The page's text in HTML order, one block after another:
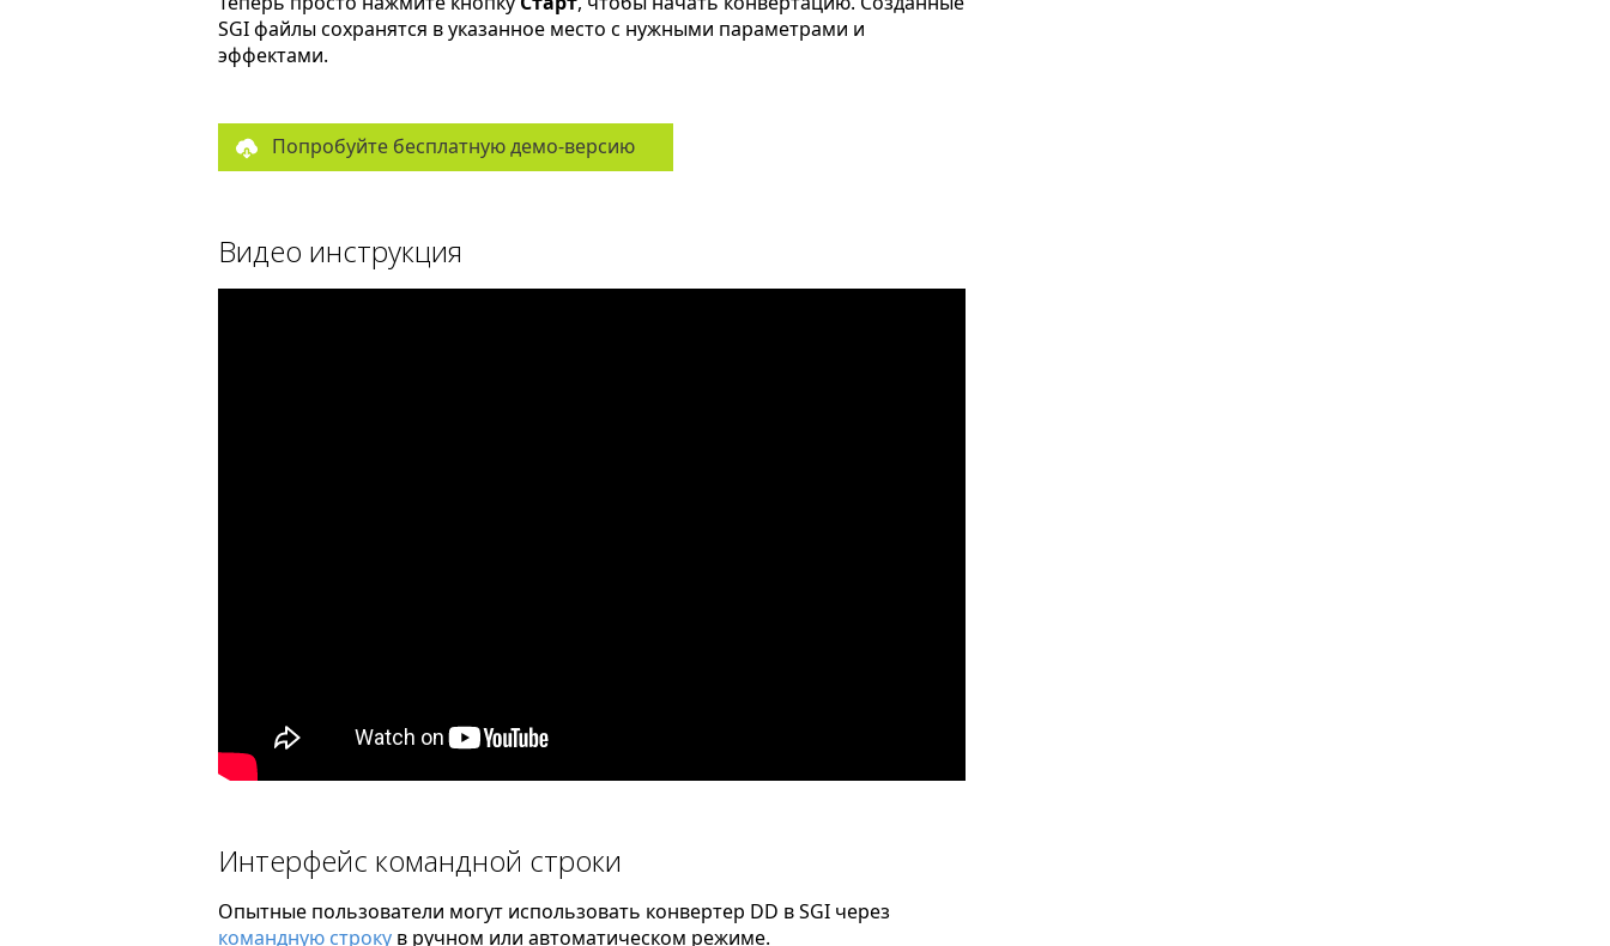
SGI файлы сохранятся в указанное место с нужными параметрами и
эффектами.
Попробуйте бесплатную демо-версию
Видео инструкция
Интерфейс командной строки
Опытные пользователи могут использовать конвертер DD в SGI через
командную строкув ручном или автоматическом режиме.